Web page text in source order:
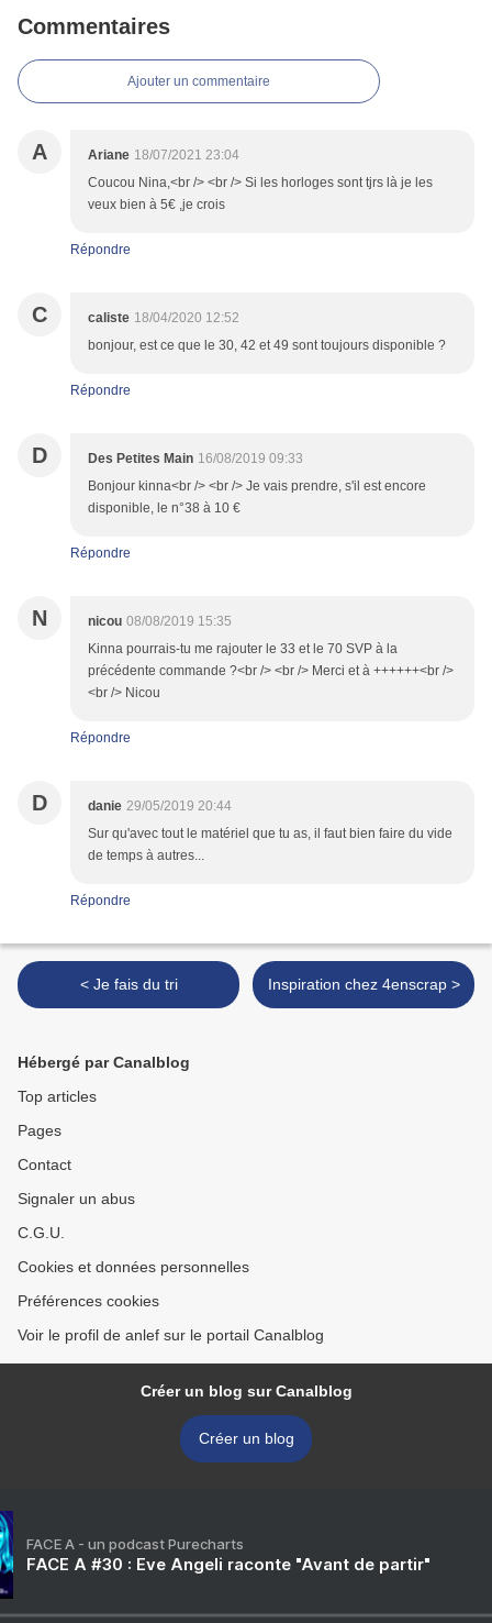
Commentaires
Ajouter un commentaire
A Ariane 18/07/2021 23:04
Coucou Nina,<br /> <br /> Si les horloges sont tjrs là je les
veux bien à 5€ ,je crois
Répondre
C caliste 18/04/2020 12:52
bonjour, est ce que le 30, 42 et 49 sont toujours disponible ?
Répondre
D Des Petites Main 16/08/2019 09:33
Bonjour kinna<br /> <br /> Je vais prendre, s'il est encore
disponible, le n°38 à 10 €
Répondre
N nicou 08/08/2019 15:35
Kinna pourrais-tu me rajouter le 33 et le 70 SVP à la
précédente commande ?<br /> <br /> Merci et à ++++++<br />
<br /> Nicou
Répondre
D danie 29/05/2019 20:44
Sur qu'avec tout le matériel que tu as, il faut bien faire du vide
de temps à autres...
Répondre
< Je fais du tri Inspiration chez 4enscrap >
Hébergé par Canalblog
Top articles
Pages
Contact
Signaler un abus
C.G.U.
Cookies et données personnelles
Préférences cookies
Voir le profil de anlef sur le portail Canalblog
Créer un blog sur Canalblog
Créer un blog
FACE A - un podcast Purecharts
FACE A #30 : Eve Angeli raconte "Avant de partir"